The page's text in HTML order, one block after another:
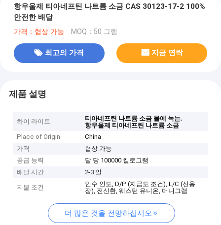
항우울제 티아네프틴 나트륨 소금 CAS 30123-17-2 100%
안전한 배달
가격：협상 가능 MOQ：50 그램
최고의 가격 지금 연락
제품 설명
하이 라이트 티아네프틴 나트륨 소금 물에 녹는,
항우울제 티아네프틴 나트륨 소금
Place of Origin
China
가격
협상 가능
공급 능력
달 당 100000 킬로그램
배달 시간
2-3 일
지불 조건
인수 인도, D/P (지급도 조건), L/C (신용
장), 전신환, 웨스턴 유니온, 머니그램
더 많은 것을 전망하십시오